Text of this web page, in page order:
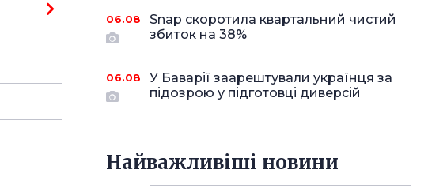
06.08
Snap скоротила квартальний чистий
збиток на 38%
06.08
У Баварії заарештували українця за
підозрою у підготовці диверсій
Найважливіші новини